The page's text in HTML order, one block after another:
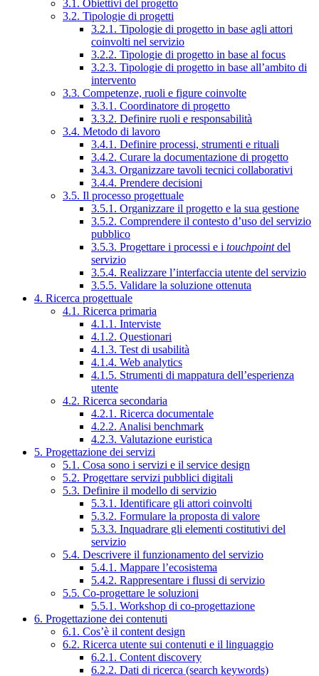
3.1. Obiettivi del progetto
3.2. Tipologie di progetti
3.2.1. Tipologie di progetto in base agli attori
coinvolti nel servizio
3.2.2. Tipologie di progetto in base al focus
3.2.3. Tipologie di progetto in base all’ambito di
intervento
3.3. Competenze, ruoli e figure coinvolte
3.3.1. Coordinatore di progetto
3.3.2. Definire ruoli e responsabilità
3.4. Metodo di lavoro
3.4.1. Definire processi, strumenti e rituali
3.4.2. Curare la documentazione di progetto
3.4.3. Organizzare tavoli tecnici collaborativi
3.4.4. Prendere decisioni
3.5. Il processo progettuale
3.5.1. Organizzare il progetto e la sua gestione
3.5.2. Comprendere il contesto d’uso del servizio
pubblico
3.5.3. Progettare i processi e i touchpointdel
servizio
3.5.4. Realizzare l’interfaccia utente del servizio
3.5.5. Validare la soluzione ottenuta
4. Ricerca progettuale
4.1. Ricerca primaria
4.1.1. Interviste
4.1.2. Questionari
4.1.3. Test di usabilità
4.1.4. Web analytics
4.1.5. Strumenti di mappatura dell’esperienza
utente
4.2. Ricerca secondaria
4.2.1. Ricerca documentale
4.2.2. Analisi benchmark
4.2.3. Valutazione euristica
5. Progettazione dei servizi
5.1. Cosa sono i servizi e il service design
5.2. Progettare servizi pubblici digitali
5.3. Definire il modello di servizio
5.3.1. Identificare gli attori coinvolti
5.3.2. Formulare la proposta di valore
5.3.3. Inquadrare gli elementi costitutivi del
servizio
5.4. Descrivere il funzionamento del servizio
5.4.1. Mappare l’ecosistema
5.4.2. Rappresentare i flussi di servizio
5.5. Co-progettare le soluzioni
5.5.1. Workshop di co-progettazione
6. Progettazione dei contenuti
6.1. Cos’è il content design
6.2. Ricerca utente sui contenuti e il linguaggio
6.2.1. Content discovery
6.2.2. Dati di ricerca (search keywords)